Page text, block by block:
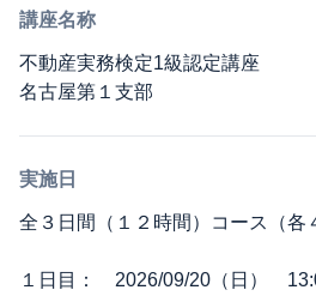
講座名称
不動産実務検定1級認定講座
名古屋第１支部
実施日
全３日間（１２時間）コース（各
１日目： 2026/09/20（日）